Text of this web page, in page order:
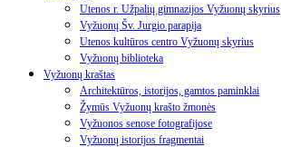
Utenos r. Užpalių gimnazijos Vyžuonų skyrius
Vyžuonų Šv. Jurgio parapija
Utenos kultūros centro Vyžuonų skyrius
Vyžuonų biblioteka
Vyžuonų kraštas
Architektūros, istorijos, gamtos paminklai
Žymūs Vyžuonų krašto žmonės
Vyžuonos senose fotografijose
Vyžuonų istorijos fragmentai